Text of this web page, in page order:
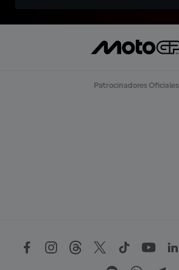
Patrocinadores Oficiales